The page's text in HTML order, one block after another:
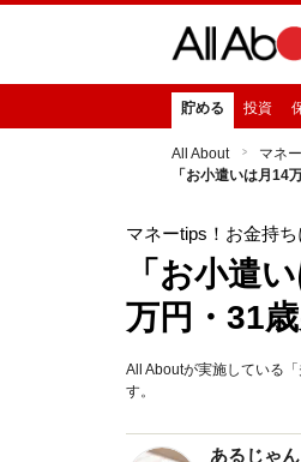
貯める 投資
All About マネー
「お小遣いは月14
マネーtips！お金持
「お小遣
万円・31
All Aboutが実施している
す。
あるじゃ